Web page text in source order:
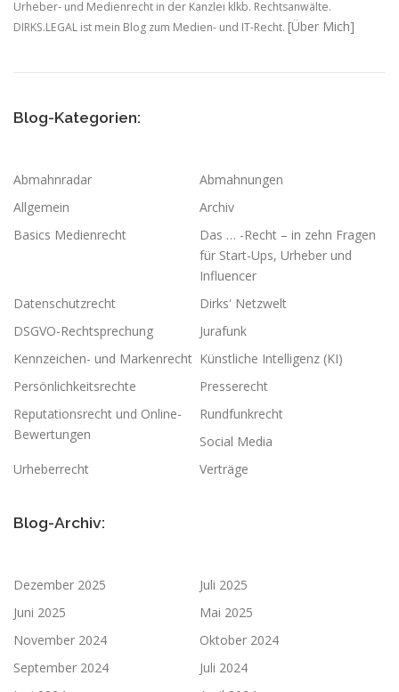
Urheber- und Medienrecht in der Kanzlei klkb. Rechtsanwälte.
DIRKS.LEGAL ist mein Blog zum Medien- und IT-Recht. [Über Mich]
Blog-Kategorien:
Abmahnradar
Abmahnungen
Allgemein
Archiv
Basics Medienrecht
Das … -Recht – in zehn Fragen
für Start-Ups, Urheber und
Influencer
Datenschutzrecht
Dirks' Netzwelt
DSGVO-Rechtsprechung
Jurafunk
Kennzeichen- und Markenrecht Künstliche Intelligenz (KI)
Persönlichkeitsrechte
Presserecht
Reputationsrecht und Online-
Bewertungen
Rundfunkrecht
Social Media
Urheberrecht
Verträge
Blog-Archiv:
Dezember 2025
Juli 2025
Juni 2025
Mai 2025
November 2024
Oktober 2024
September 2024
Juli 2024